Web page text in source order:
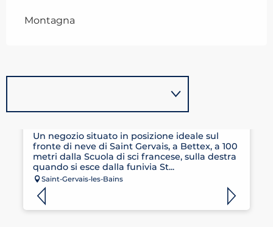
Montagna
Un negozio situato in posizione ideale sul
fronte di neve di Saint Gervais, a Bettex, a 100
metri dalla Scuola di sci francese, sulla destra
quando si esce dalla funivia St...
Saint-Gervais-les-Bains